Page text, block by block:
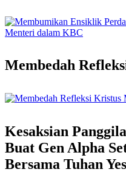
Membedah
Kesaksian
Buat Gen Alpha
Bersama Tuhan